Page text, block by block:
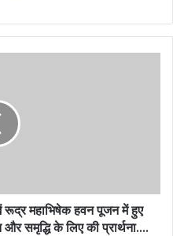
रूद्र महाभिषेक हवन पूजन में हुए
समृद्धि के लिए की प्रार्थना….